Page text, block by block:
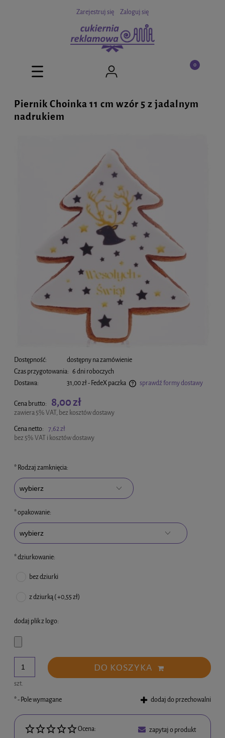
Zarejestruj się Zaloguj się
Piernik Choinka 11 cm wzór 5 z jadalnym
nadrukiem
Dostępność:
dostępny na zamówienie
Czas przygotowania: 6 dni roboczych
Dostawa:
31,00 zł- FedeX paczka sprawdź formy dostawy
Cena brutto: 8,00 zł
zawiera 5% VAT, bez kosztów dostawy
Cena netto: 7,62 zł
bez 5% VAT i kosztów dostawy
*Rodzaj zamknięcia:
*opakowanie:
*dziurkowanie:
bez dziurki
z dziurką ( +0,55 zł)
dodaj plik z logo:
szt.
DO KOSZYKA
dodaj do przechowalni
*- Pole wymagane
Ocena:
zapytaj o produkt